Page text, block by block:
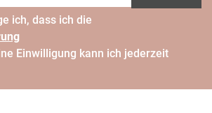
ich, dass ich die
Einwilligung kann ich jederzeit